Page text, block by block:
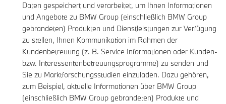
Daten gespeichert und verarbeitet, um Ihnen Informationen
und Angebote zu BMW Group (einschließlich BMW Group
gebrandeten) Produkten und Dienstleistungen zur Verfügung
zu stellen, Ihnen Kommunikation im Rahmen der
Kundenbetreuung (z. B. Service Informationen oder Kunden-
bzw. Interessentenbetreuungsprogramme) zu senden und
Sie zu Marktforschungsstudien einzuladen. Dazu gehören,
zum Beispiel, aktuelle Informationen über BMW Group
(einschließlich BMW Group gebrandeten) Produkte und